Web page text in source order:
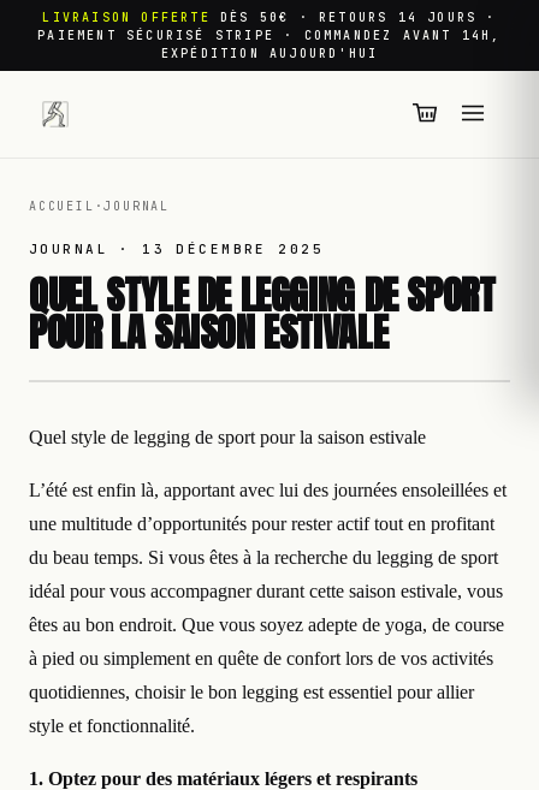
LIVRAISON OFFERTE
DÈS 50€ · RETOURS 14 JOURS ·
PAIEMENT SÉCURISÉ STRIPE · COMMANDEZ AVANT 14H,
EXPÉDITION AUJOURD'HUI
ACCUEIL ·JOURNAL
JOURNAL · 13 DÉCEMBRE 2025
QUEL STYLE DE LEGGING DE SPORT
POUR LA SAISON ESTIVALE
Quel style de legging de sport pour la saison estivale
L’été est enfin là, apportant avec lui des journées ensoleillées et
une multitude d’opportunités pour rester actif tout en profitant
du beau temps. Si vous êtes à la recherche du legging de sport
idéal pour vous accompagner durant cette saison estivale, vous
êtes au bon endroit. Que vous soyez adepte de yoga, de course
à pied ou simplement en quête de confort lors de vos activités
quotidiennes, choisir le bon legging est essentiel pour allier
style et fonctionnalité.
1. Optez pour des matériaux légers et respirants